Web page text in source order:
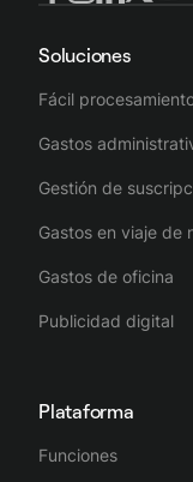
Soluciones
Fácil
Gastos
Gestión de
Gastos en viaje de
Gastos de oficina
Publicidad digital
Plataforma
Funciones